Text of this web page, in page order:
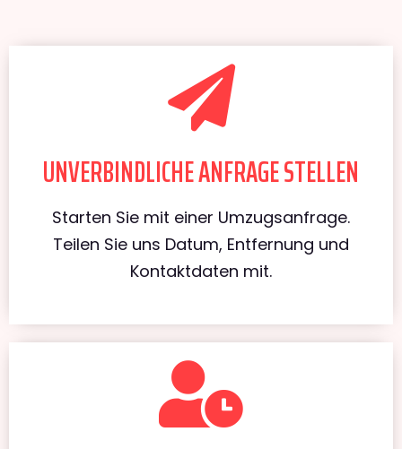
UNVERBINDLICHE ANFRAGE STELLEN
Starten Sie mit einer Umzugsanfrage.
Teilen Sie uns Datum, Entfernung und
Kontaktdaten mit.